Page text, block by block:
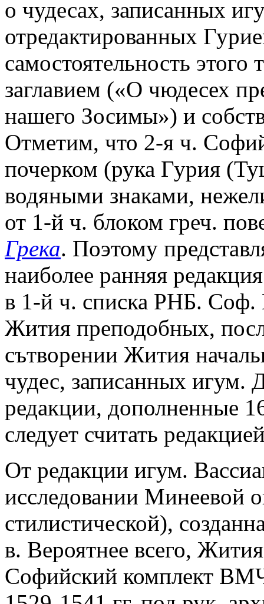
о чудесах, записанных
отредактированных
самостоятельность этого
заглавием («О чюдесех
нашего Зосимы») и
Отметим, что 2-я ч.
почерком (рука Гурия
водяными знаками,
от 1-й ч. блоком греч.
Грека. Поэтому
наиболее ранняя
в 1-й ч. списка РНБ. Соф.
Жития преподобных,
сътворении Жития
чудес, записанных игум.
редакции, дополненные
следует считать
От редакции игум.
исследовании Минеевой
стилистической),
в. Вероятнее всего,
Софийский комплект